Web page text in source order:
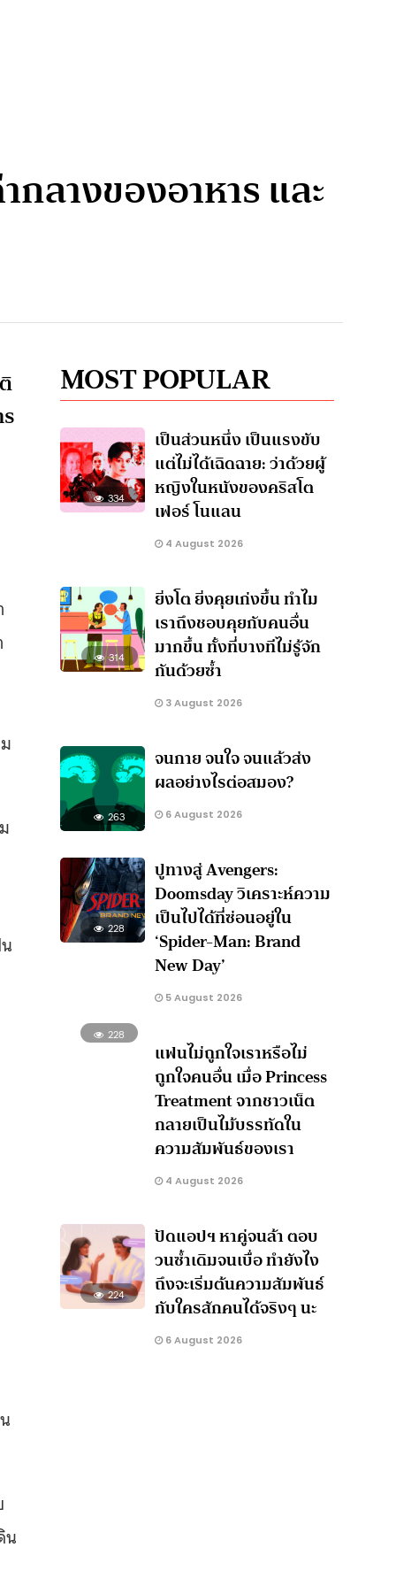
ลางของอาหาร และ
น
MOST POPULAR
334
เป็นส่วนหนึ่ง เป็นแรงขับ
แต่ไม่ได้เฉิดฉาย: ว่าด้วยผู้
หญิงในหนังของคริสโต
เฟอร์ โนแลน
4 August 2026
314
ยิ่งโต ยิ่งคุยเก่งขึ้น ทำไม
เราถึงชอบคุยกับคนอื่น
มากขึ้น ทั้งที่บางทีไม่รู้จัก
กันด้วยซ้ำ
3 August 2026
263
จนกาย จนใจ จนแล้วส่ง
ผลอย่างไรต่อสมอง?
6 August 2026
228
ปูทางสู่ Avengers:
Doomsday วิเคราะห์ความ
เป็นไปได้ที่ซ่อนอยู่ใน
‘Spider-Man: Brand
New Day’
5 August 2026
228
แฟนไม่ถูกใจเราหรือไม่
ถูกใจคนอื่น เมื่อ Princess
Treatment จากชาวเน็ต
กลายเป็นไม้บรรทัดใน
ความสัมพันธ์ของเรา
4 August 2026
224
ปัดแอปฯ หาคู่จนล้า ตอบ
วนซ้ำเดิมจนเบื่อ ทำยังไง
ถึงจะเริ่มต้นความสัมพันธ์
กับใครสักคนได้จริงๆ นะ
6 August 2026